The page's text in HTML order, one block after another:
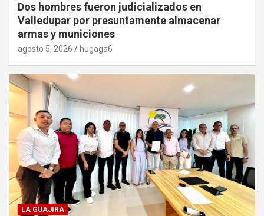
Dos hombres fueron judicializados en
Valledupar por presuntamente almacenar
armas y municiones
agosto 5, 2026 hugaga6
LA GUAJIRA